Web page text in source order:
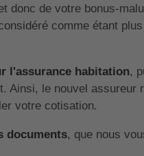
donc de votre bonus-
comme étant
l'assurance habitation,
Ainsi, le nouvel assureur
votre cotisation.
documents, que nous